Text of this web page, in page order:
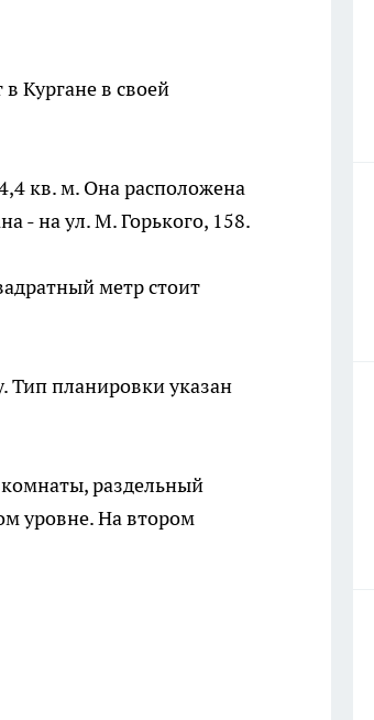
Кургане в своей
кв. м. Она расположена
- на ул. М. Горького, 158.
метр стоит
Тип планировки указан
раздельный
уровне. На втором